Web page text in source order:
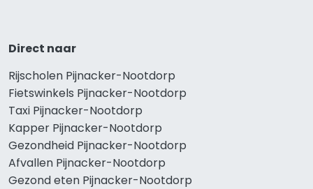
Direct naar
Rijscholen Pijnacker-Nootdorp
Fietswinkels Pijnacker-Nootdorp
Taxi Pijnacker-Nootdorp
Kapper Pijnacker-Nootdorp
Gezondheid Pijnacker-Nootdorp
Afvallen Pijnacker-Nootdorp
Gezond eten Pijnacker-Nootdorp